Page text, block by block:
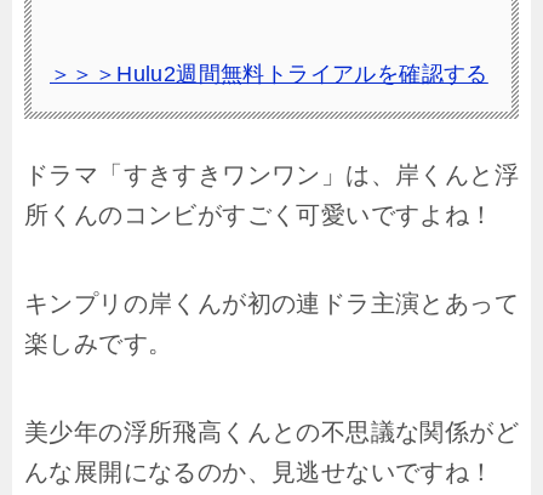
＞＞＞Hulu2週間無料トライアルを確認する
ドラマ「すきすきワンワン」は、岸くんと浮
所くんのコンビがすごく可愛いですよね！
キンプリの岸くんが初の連ドラ主演とあって
楽しみです。
美少年の浮所飛高くんとの不思議な関係がど
んな展開になるのか、見逃せないですね！